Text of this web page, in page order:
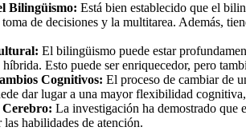
Bilingüismo: Está bien establecido que el
de decisiones y la multitarea. Además,
El bilingüismo puede estar
Esto puede ser enriquecedor, pero
Cognitivos: El proceso de cambiar de
dar lugar a una mayor flexibilidad
Cerebro: La investigación ha demostrado que
habilidades de atención.